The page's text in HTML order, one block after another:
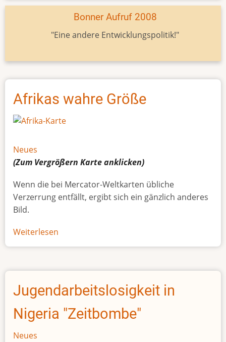
Bonner Aufruf 2008
"Eine andere Entwicklungspolitik!"
Afrikas wahre Größe
Neues
(Zum Vergrößern Karteanklicken)
Wenn die bei Mercator-Weltkarten übliche
Verzerrung entfällt, ergibt sich ein gänzlich anderes
Bild.
Weiterlesen
Afrikas
Größe
Jugendarbeitslosigkeit in
Nigeria "Zeitbombe"
Neues